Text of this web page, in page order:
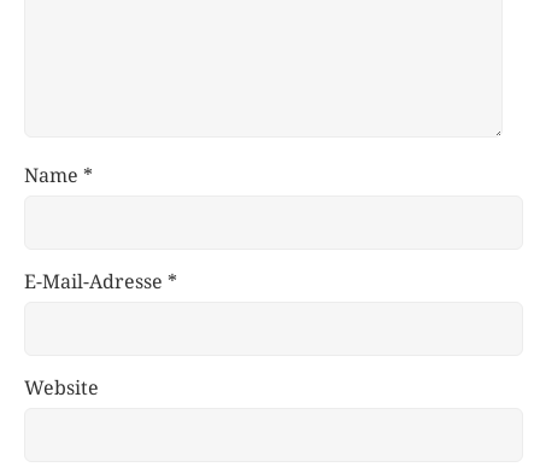
Name *
E-Mail-Adresse *
Website